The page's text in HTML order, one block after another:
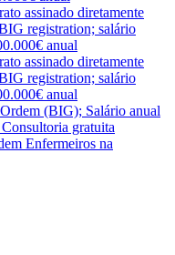
assinado diretamente
registration; salário
anual
assinado diretamente
registration; salário
anual
(BIG); Salário anual
gratuita
Enfermeiros na